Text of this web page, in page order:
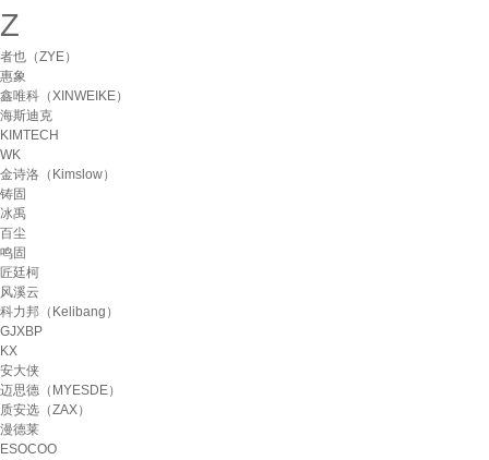
Z
者也（ZYE）
惠象
鑫唯科（XINWEIKE）
海斯迪克
KIMTECH
WK
金诗洛（Kimslow）
铸固
冰禹
百尘
鸣固
匠廷柯
风溪云
科力邦（Kelibang）
GJXBP
KX
安大侠
迈思德（MYESDE）
质安选（ZAX）
漫德莱
ESOCOO